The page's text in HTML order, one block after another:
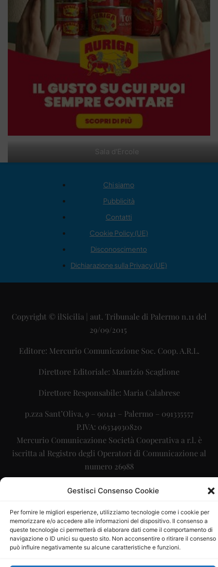
Gestisci Consenso Cookie
Per fornire le migliori esperienze, utilizziamo tecnologie come i cookie per
memorizzare e/o accedere alle informazioni del dispositivo. Il consenso a
queste tecnologie ci permetterà di elaborare dati come il comportamento di
navigazione o ID unici su questo sito. Non acconsentire o ritirare il consenso
può influire negativamente su alcune caratteristiche e funzioni.
Sala d'Ercole
Chi siamo
Pubblicità
Contatti
Cookie Policy (UE)
Disconoscimento
Dichiarazione sulla Privacy (UE)
Copyright © ilSicilia | aut. Tribunale di Palermo n.11 del
29/09/2015
Editore: Mercurio Comunicazione Soc. Coop. A.R.L.
Direttore Editoriale: Maurizio Scaglione
Direttore Responsabile: Maria Calabrese
p.zza Sant’Oliva, 9 – 90141 – Palermo – 091335557
P.IVA: 06334930820
Mercurio Comunicazione Società Cooperativa a r.l. è
iscritta al Registro degli Operatori di Comunicazione al
numero 26988
Sito gestito daLa Digitale srl– info@ladigitale.it